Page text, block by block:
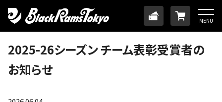
MENU
TICKET
HOME
チーム
2025-26シーズン チーム表彰受賞者の
お知らせ